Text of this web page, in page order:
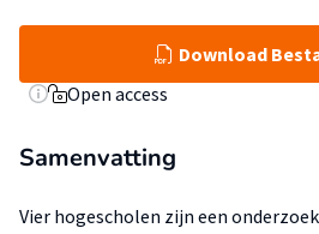
Download
Open access
Samenvatting
Vier hogescholen zijn een